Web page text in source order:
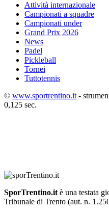
Attività internazionale
Campionati a squadre
Campionati under
Grand Prix 2026
News
Padel
Pickleball
Tornei
Tuttotennis
© www.sportrentino.it-
0,125 sec.
SporTrentino.itè una testata
Tribunale di Trento (aut. n.